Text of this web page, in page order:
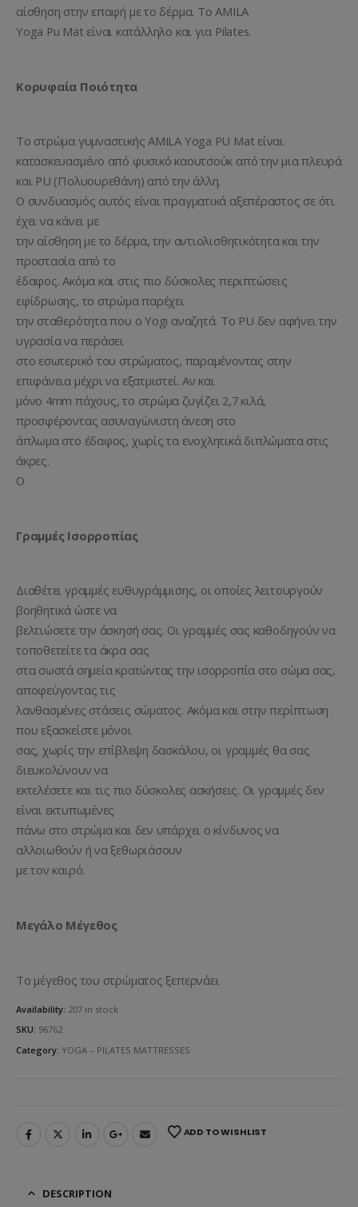
αίσθηση στην επαφή με το δέρμα. Το AMILA
Yoga Pu Mat είναι κατάλληλο και για Pilates.
Κορυφαία Ποιότητα
Το στρώμα γυμναστικής AMILA Yoga PU Mat είναι
κατασκευασμένο από φυσικό καουτσούκ από την μια πλευρά
και PU (Πολυουρεθάνη) από την άλλη.
Ο συνδυασμός αυτός είναι πραγματικά αξεπέραστος σε ότι
έχει να κάνει με
την αίσθηση με το δέρμα, την αντιολισθητικότητα και την
προστασία από το
έδαφος. Ακόμα και στις πιο δύσκολες περιπτώσεις
εφίδρωσης, το στρώμα παρέχει
την σταθερότητα που ο Yogi αναζητά. Το PU δεν αφήνει την
υγρασία να περάσει
στο εσωτερικό του στρώματος, παραμένοντας στην
επιφάνεια μέχρι να εξατμιστεί. Αν και
μόνο 4mm πάχους, το στρώμα ζυγίζει 2,7 κιλά,
προσφέροντας ασυναγώνιστη άνεση στο
άπλωμα στο έδαφος, χωρίς τα ενοχλητικά διπλώματα στις
άκρες.
O
Γραμμές Ισορροπίας
Διαθέτει γραμμές ευθυγράμμισης, οι οποίες λειτουργούν
βοηθητικά ώστε να
βελτιώσετε την άσκησή σας. Οι γραμμές σας καθοδηγούν να
τοποθετείτε τα άκρα σας
στα σωστά σημεία κρατώντας την ισορροπία στο σώμα σας,
αποφεύγοντας τις
λανθασμένες στάσεις σώματος. Ακόμα και στην περίπτωση
που εξασκείστε μόνοι
σας, χωρίς την επίβλεψη δασκάλου, οι γραμμές θα σας
διευκολύνουν να
εκτελέσετε και τις πιο δύσκολες ασκήσεις. Οι γραμμές δεν
είναι εκτυπωμένες
πάνω στο στρώμα και δεν υπάρχει ο κίνδυνος να
αλλοιωθούν ή να ξεθωριάσουν
με τον καιρό.
Μεγάλο Μέγεθος
Το μέγεθος του στρώματος ξεπερνάει
Availability: 207 in stock
SKU: 96762
Category: YOGA – PILATES MATTRESSES
ADD TO WISHLIST
DESCRIPTION